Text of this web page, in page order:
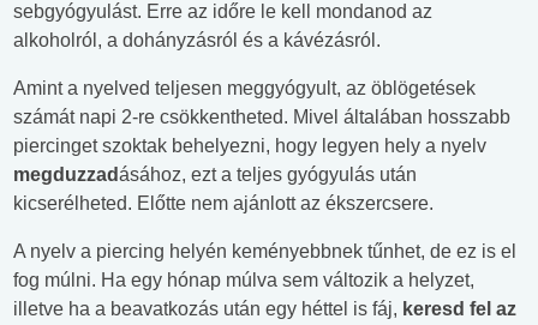
sebgyógyulást. Erre az időre le kell mondanod az
alkoholról, a dohányzásról és a kávézásról.
Amint a nyelved teljesen meggyógyult, az öblögetések
számát napi 2-re csökkentheted. Mivel általában hosszabb
piercinget szoktak behelyezni, hogy legyen hely a nyelv
megduzzadásához, ezt a teljes gyógyulás után
kicserélheted. Előtte nem ajánlott az ékszercsere.
A nyelv a piercing helyén keményebbnek tűnhet, de ez is el
fog múlni. Ha egy hónap múlva sem változik a helyzet,
illetve ha a beavatkozás után egy héttel is fáj, keresd fel az